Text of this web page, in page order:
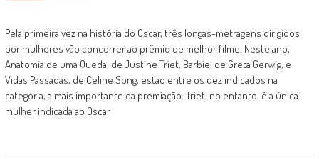
Pela primeira vez na história do Oscar, três longas-metragens dirigidos
por mulheres vão concorrer ao prêmio de melhor filme. Neste ano,
Anatomia de uma Queda, de Justine Triet, Barbie, de Greta Gerwig, e
Vidas Passadas, de Celine Song, estão entre os dez indicados na
categoria, a mais importante da premiação. Triet, no entanto, é a única
mulher indicada ao Oscar